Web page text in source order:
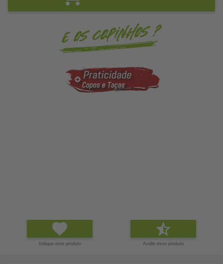
Indique este produto Avalie esse produto